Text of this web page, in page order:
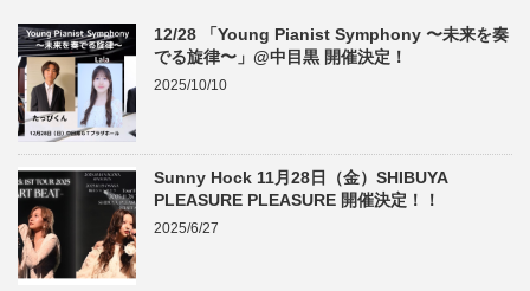
12/28 「Young Pianist Symphony 〜未来を奏
でる旋律〜」@中目黒 開催決定！
2025/10/10
Sunny Hock 11月28日（金）SHIBUYA
PLEASURE PLEASURE 開催決定！！
2025/6/27